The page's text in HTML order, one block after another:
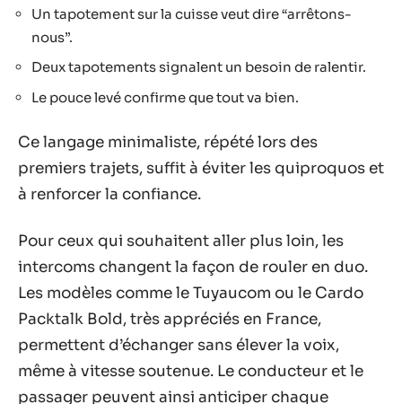
Un tapotement sur la cuisse veut dire “arrêtons-
nous”.
Deux tapotements signalent un besoin de ralentir.
Le pouce levé confirme que tout va bien.
Ce langage minimaliste, répété lors des
premiers trajets, suffit à éviter les quiproquos et
à renforcer la confiance.
Pour ceux qui souhaitent aller plus loin, les
intercoms changent la façon de rouler en duo.
Les modèles comme le Tuyaucom ou le Cardo
Packtalk Bold, très appréciés en France,
permettent d’échanger sans élever la voix,
même à vitesse soutenue. Le conducteur et le
passager peuvent ainsi anticiper chaque